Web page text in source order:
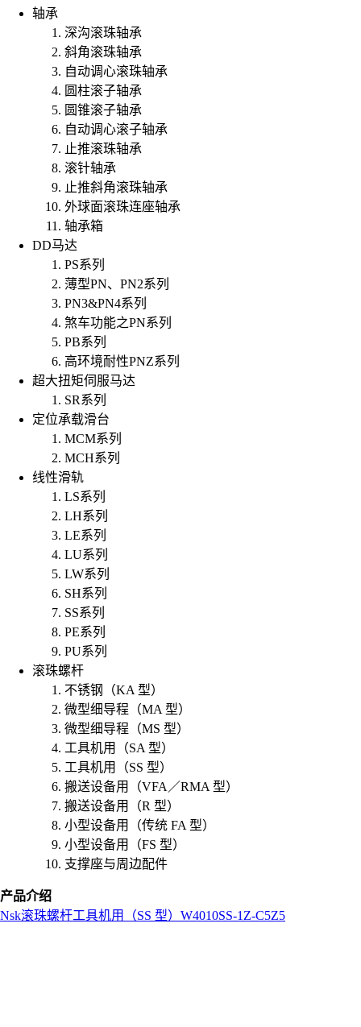
轴承
深沟滚珠轴承
斜角滚珠轴承
自动调心滚珠轴承
圆柱滚子轴承
圆锥滚子轴承
自动调心滚子轴承
止推滚珠轴承
滚针轴承
止推斜角滚珠轴承
外球面滚珠连座轴承
轴承箱
DD马达
PS系列
薄型PN、PN2系列
PN3&PN4系列
煞车功能之PN系列
PB系列
高环境耐性PNZ系列
超大扭矩伺服马达
SR系列
定位承载滑台
MCM系列
MCH系列
线性滑轨
LS系列
LH系列
LE系列
LU系列
LW系列
SH系列
SS系列
PE系列
PU系列
滚珠螺杆
不锈钢（KA 型）
微型细导程（MA 型）
微型细导程（MS 型）
工具机用（SA 型）
工具机用（SS 型）
搬送设备用（VFA／RMA 型）
搬送设备用（R 型）
小型设备用（传统 FA 型）
小型设备用（FS 型）
支撑座与周边配件
产品介绍
Nsk滚珠螺杆工具机用（SS 型） W4010SS-1Z-C5Z5